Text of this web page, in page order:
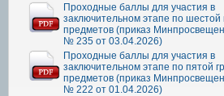
Проходные баллы для участия в
заключительном этапе по шестой
предметов (приказ
№ 235 от 03.04.2026)
Проходные баллы для участия в
заключительном этапе по пятой
предметов (приказ
№ 222 от 01.04.2026)